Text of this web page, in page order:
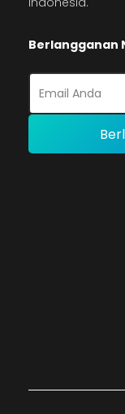
Berlangganan